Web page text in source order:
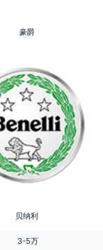
豪爵
贝纳利
3-5万